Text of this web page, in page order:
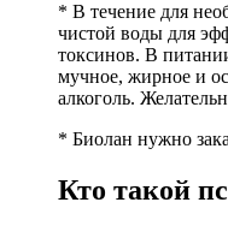
* В течение для
чистой воды для
токсинов. В
мучное, жирное и
алкоголь.
* Биолан нужно
Кто такой